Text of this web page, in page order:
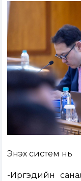
Энэхүү систем нь
-Иргэдийн